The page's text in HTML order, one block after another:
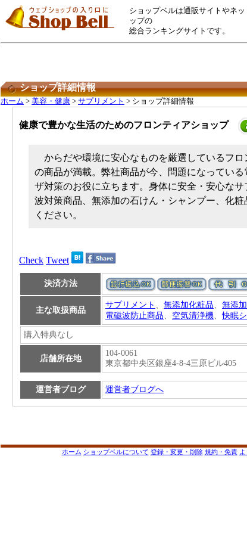
ショップベルは通販サイトやネッ
ップの
総合ランキングサイトです。
ショップ詳細情報
ホーム > 美容・健康 > サプリメント > ショップ詳細情報
健康で豊かな生活のためのフロンティアショップ
からだや環境に安心なものを厳選しているフ
の商品が満載。弊社商品が今、問題になってい
ザ対策のお役に立ちます。身体に安全・安心な
波対策商品、無添加の石けん・シャンプー、化
ください。
Check Tweet
決済方法
主な取扱商品
サプリメント 、 無添加化粧品、 無添
電磁波防止商品、 空気清浄機、快眠
購入特典なし
店舗所在地
104-0061
東京都中央区銀座4-8-4三原ビル405
運営者ブログ 運営者ブログへ
ホーム ショップベルについて 登録・変更・削除 規約・免責